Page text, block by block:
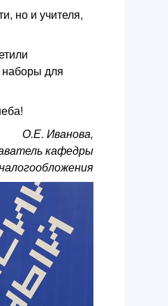
но и учителя,
для
О.Е. Иванова,
кафедры